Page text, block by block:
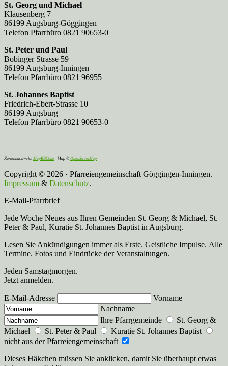
St. Georg und Michael
Klausenberg 7
86199 Augsburg-Göggingen
Telefon Pfarrbüro 0821 90653-0
St. Peter und Paul
Bobinger Strasse 59
86199 Augsburg-Inningen
Telefon Pfarrbüro 0821 96955
St. Johannes Baptist
Friedrich-Ebert-Strasse 10
86199 Augsburg
Telefon Pfarrbüro 0821 90653-0
Kartennachweis: MapBBCode | Map © OpenStreetMap
Copyright © 2026 · Pfarreiengemeinschaft Göggingen-Inningen.
Impressum & Datenschutz.
E-Mail-Pfarrbrief
Jede Woche Neues aus Ihren Gemeinden St. Georg & Michael, St.
Peter & Paul, Kuratie St. Johannes Baptist in Augsburg.
Lesen Sie Ankündigungen immer als Erste. Geistliche Impulse. Alle
Termine. Fotos und Eindrücke der Veranstaltungen.
Jeden Samstagmorgen.
Jetzt anmelden.
E-Mail-Adresse
Vorname
Nachname
Ihre Pfarrgemeinde
St. Georg &
Michael
St. Peter & Paul
Kuratie St. Johannes Baptist
nicht aus der Pfarreiengemeinschaft
Dieses Häkchen müssen Sie anklicken, damit Sie überhaupt etwas